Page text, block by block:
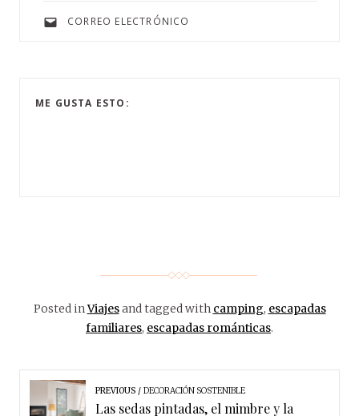
CORREO ELECTRÓNICO
ME GUSTA ESTO:
Posted inViajesand tagged with camping, escapadas
familiares, escapadas románticas.
PREVIOUS DECORACIÓN SOSTENIBLE
Las sedas pintadas, el mimbre y la